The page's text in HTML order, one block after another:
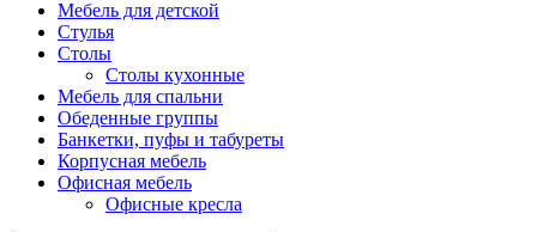
Мебель для детской
Стулья
Столы
Столы кухонные
Мебель для спальни
Обеденные группы
Банкетки, пуфы и табуреты
Корпусная мебель
Офисная мебель
Офисные кресла